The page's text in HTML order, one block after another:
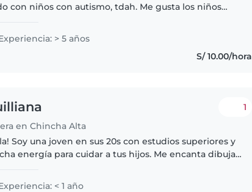
con niños con autismo, tdah. Me gusta los niños
y empatica
> 5 años
S/ 10.00/hora
en Chincha Alta
1
Soy una joven en sus 20s con estudios superiores y
energía para cuidar a tus hijos. Me encanta dibujar,
en..
< 1 año